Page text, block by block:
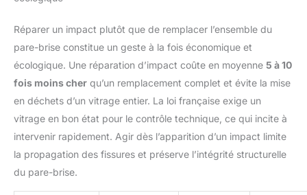
Réparer un impact plutôt que de remplacer l’ensemble du
pare-brise constitue un geste à la fois économique et
écologique. Une réparation d’impact coûte en moyenne 5 à 10
fois moins cher qu’un remplacement complet et évite la mise
en déchets d’un vitrage entier. La loi française exige un
vitrage en bon état pour le contrôle technique, ce qui incite à
intervenir rapidement. Agir dès l’apparition d’un impact limite
la propagation des fissures et préserve l’intégrité structurelle
du pare-brise.